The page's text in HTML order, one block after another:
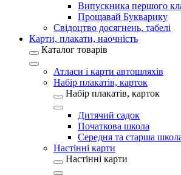
Випускника першого
Прощавай Букварику
Свідоцтво досягнень, табелі
Карти, плакати, наочність
Каталог товарів
Атласи і карти автошляхів
Набір плакатів, карток
Набір плакатів, карток
Дитячий садок
Початкова школа
Середня та старша
Настінні карти
Настінні карти